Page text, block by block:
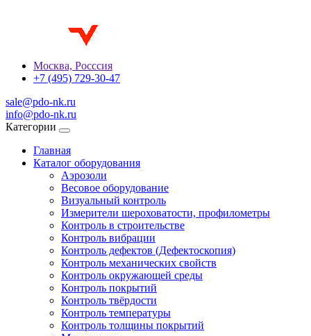
Москва, Росссия
+7 (495) 729-30-47
sale@pdo-nk.ru
info@pdo-nk.ru
Категории
Главная
Каталог оборудования
Аэрозоли
Весовое оборудование
Визуальный контроль
Измерители шероховатости, профилометры
Контроль в строительстве
Контроль вибрации
Контроль дефектов (Дефектоскопия)
Контроль механических свойств
Контроль окружающей среды
Контроль покрытий
Контроль твёрдости
Контроль температуры
Контроль толщины покрытий